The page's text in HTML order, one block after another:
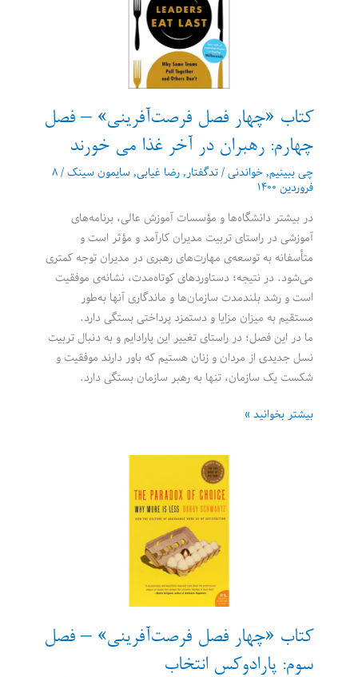
کتاب «چهار فصل فرصت‌آفرینی» – فصل
چهارم: رهبران در آخر غذا مى خورند
چی ببینیم,خواندنی/تدگفتار,رضا غیابی,سایمون سینک/۸
فروردین ۱۴۰۰
در بیشتر دانشگاه‌ها و مؤسسات آموزش عالى، برنامه‌هاى
آموزشى در راستاى تربیت مدیران کارآمد و مؤثر است و
متأسفانه به توسعه‌ی مهارت‌هاى رهبرى در مدیران توجه کمترى
مى‌شود. در نتیجه؛ دستاوردهاى کوتاه‌مدت، نشانه‌ی موفقیت
است و رشد بلندمدت سازمان‌ها و ماندگارى آنها به‌طور
مستقیم به میزان مزایا و دستمزد پرداختی بستگى دارد.
ما در این فصل؛ در راستاى تغییر این پارادایم و به دنبال تربیت
نسل جدیدى از مردان و زنان هستیم که باور دارند موفقیت و
شکست یک سازمان، تنها به رهبر سازمان بستگى دارد.
کتاب
مى
بیشتر بخوانید »
کتاب «چهار فصل فرصت‌آفرینی» – فصل
سوم: پارادوکس انتخاب